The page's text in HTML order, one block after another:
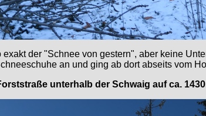
der "Schnee von gestern", aber keine
an und ging ab dort abseits vom
unterhalb der Schwaig auf ca.